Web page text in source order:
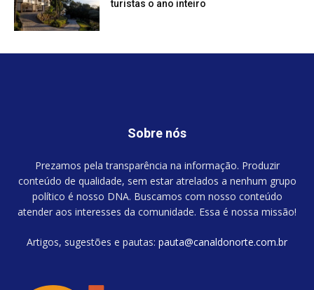
turistas o ano inteiro
Sobre nós
Prezamos pela transparência na informação. Produzir
conteúdo de qualidade, sem estar atrelados a nenhum grupo
político é nosso DNA. Buscamos com nosso conteúdo
atender aos interesses da comunidade. Essa é nossa missão!
Artigos, sugestões e pautas: pauta@canaldonorte.com.br